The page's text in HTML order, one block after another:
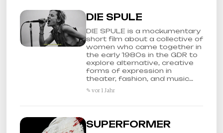
DIE SPULE
DIE SPULE is a mockumentary
short film about a collective of
women who came together in
the early 1980s in the GDR to
explore alternative, creative
forms of expression in
theater, fashion, and music…
✎ vor 1 Jahr
SUPERFORMER